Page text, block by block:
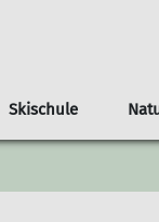
Skitouren
Skischule
mein